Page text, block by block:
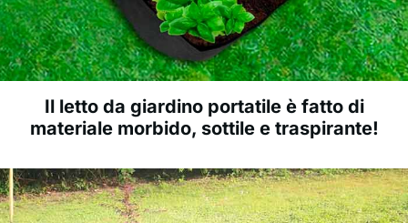
Il letto da giardino portatile è fatto di
materiale morbido, sottile e traspirante!